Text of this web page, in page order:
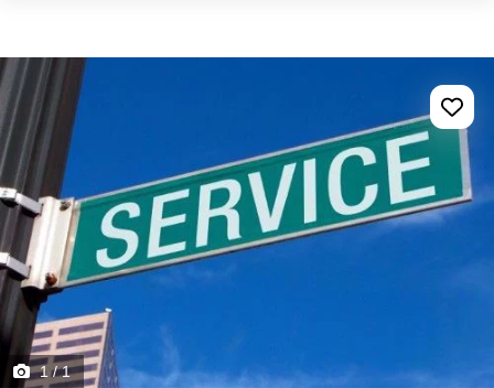
1 / 1